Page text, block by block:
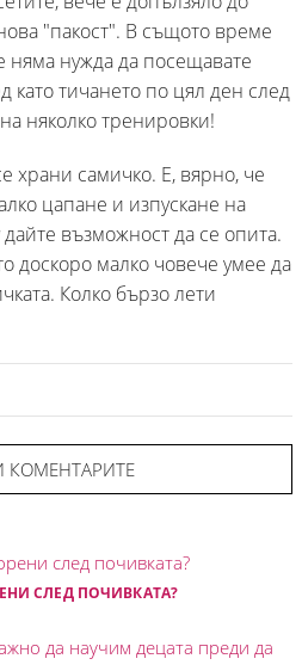
"пакост". В същото време
няма нужда да посещавате
като тичането по цял ден след
няколко тренировки!
храни самичко. Е, вярно, че
цапане и изпускане на
възможност да се опита.
доскоро малко човече умее да
Колко бързо лети
КОМЕНТАРИТЕ
СЛЕД ПОЧИВКАТА?